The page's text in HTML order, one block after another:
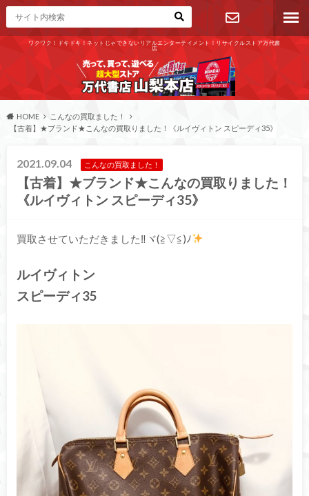
ワクワク！ドキドキ！ネットじゃできないリアルエンターテイメント！リサイクルストア万代書
店
お問い合わ
せ
HOME
こんなの買取ました！
【古着】★ブランド★こんなの買取りました！《ルイヴィトン スピーディ35》
2021.09.04 こんなの買取ました！
【古着】★ブランド★こんなの買取りました！
《ルイヴィトン スピーディ35》
買取させていただきました‼ヾ(≧▽≦)ﾉ
ルイヴィトン
スピーディ35